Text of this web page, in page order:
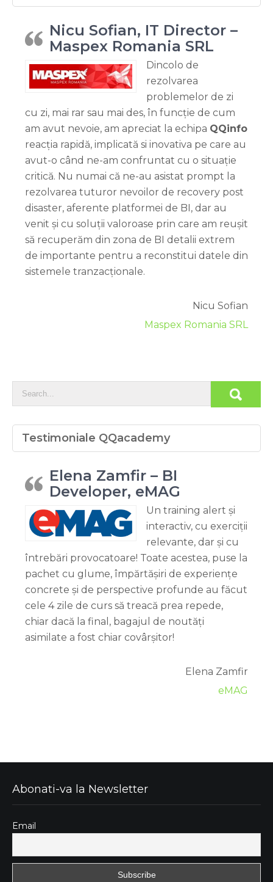
Nicu Sofian, IT Director –
Maspex Romania SRL
Dincolo de
rezolvarea
problemelor de zi
cu zi, mai rar sau mai des, în funcție de cum
am avut nevoie, am apreciat la echipa QQinfo
reacția rapidă, implicată si inovativa pe care au
avut-o când ne-am confruntat cu o situație
critică. Nu numai că ne-au asistat prompt la
rezolvarea tuturor nevoilor de recovery post
disaster, aferente platformei de BI, dar au
venit și cu soluții valoroase prin care am reușit
să recuperăm din zona de BI detalii extrem
de importante pentru a reconstitui datele din
sistemele tranzacționale.
Nicu Sofian
Maspex Romania SRL
Testimoniale QQacademy
Elena Zamfir – BI
Developer, eMAG
Un training alert și
interactiv, cu exerciții
relevante, dar și cu
întrebări provocatoare! Toate acestea, puse la
pachet cu glume, împărtășiri de experiențe
concrete și de perspective profunde au făcut
cele 4 zile de curs să treacă prea repede,
chiar dacă la final, bagajul de noutăți
asimilate a fost chiar covârșitor!
Elena Zamfir
eMAG
Abonati-va la Newsletter
Email